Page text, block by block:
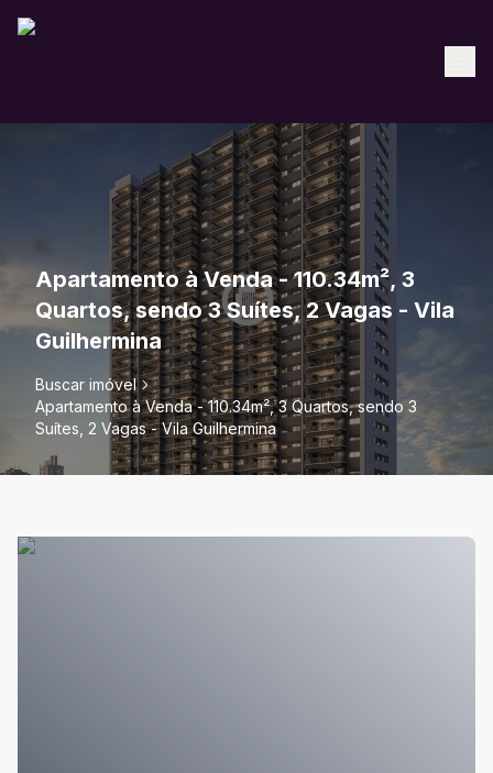
Apartamento à Venda - 110.34m², 3
Quartos, sendo 3 Suítes, 2 Vagas - Vila
Guilhermina
Buscar imóvel
Apartamento à Venda - 110.34m², 3 Quartos, sendo 3
Suítes, 2 Vagas - Vila Guilhermina